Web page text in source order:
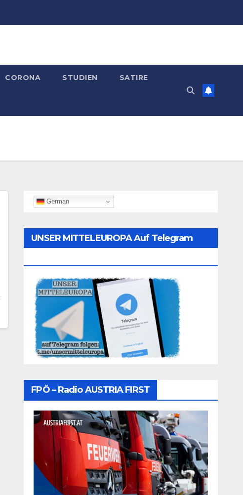
CORONA STUDIEN SATIRE
German
UNSER MITTELEUROPA Auf Telegram
FPÖ – Radio AUSTRIA FIRST